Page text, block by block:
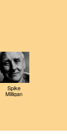
Spike
Milligan